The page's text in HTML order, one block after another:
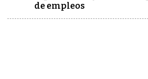
de empleos